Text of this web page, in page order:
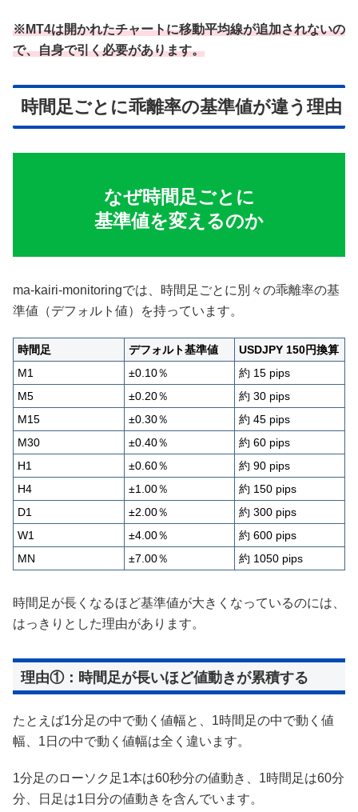
※MT4は開かれたチャートに移動平均線が追加されないの
で、自身で引く必要があります。
時間足ごとに乖離率の基準値が違う理由
なぜ時間足ごとに
基準値を変えるのか
ma-kairi-monitoringでは、時間足ごとに別々の乖離率の基
準値（デフォルト値）を持っています。
時間足 デフォルト基準値
USDJPY 150円換算
M1
±0.10％
約 15 pips
M5
±0.20％
約 30 pips
M15
±0.30％
約 45 pips
M30
±0.40％
約 60 pips
H1
±0.60％
約 90 pips
H4
±1.00％
約 150 pips
D1
±2.00％
約 300 pips
W1
±4.00％
約 600 pips
MN
±7.00％ 約 1050 pips
時間足が長くなるほど基準値が大きくなっているのには、
はっきりとした理由があります。
理由①：時間足が長いほど値動きが累積する
たとえば1分足の中で動く値幅と、1時間足の中で動く値
幅、1日の中で動く値幅は全く違います。
1分足のローソク足1本は60秒分の値動き、1時間足は60分
分、日足は1日分の値動きを含んでいます。